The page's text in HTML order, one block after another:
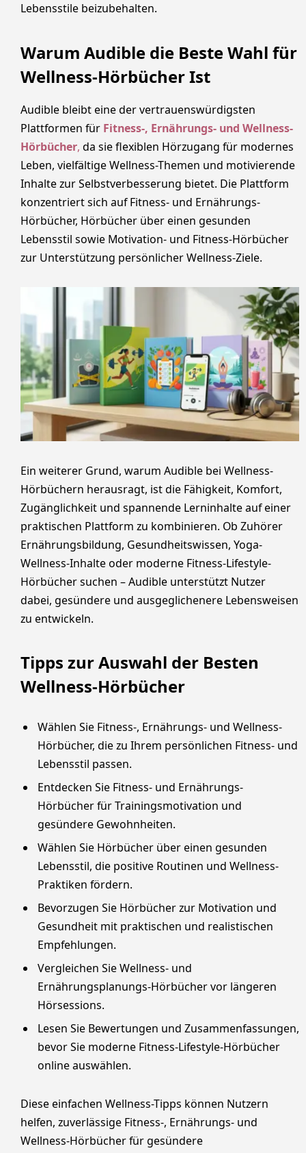
Lebensstile beizubehalten.
Warum Audible die Beste Wahl für
Wellness-Hörbücher Ist
Audible bleibt eine der vertrauenswürdigsten
Plattformen für Fitness-, Ernährungs- und Wellness-
Hörbücher, da sie flexiblen Hörzugang für modernes
Leben, vielfältige Wellness-Themen und motivierende
Inhalte zur Selbstverbesserung bietet. Die Plattform
konzentriert sich auf Fitness- und Ernährungs-
Hörbücher, Hörbücher über einen gesunden
Lebensstil sowie Motivation- und Fitness-Hörbücher
zur Unterstützung persönlicher Wellness-Ziele.
Ein weiterer Grund, warum Audible bei Wellness-
Hörbüchern herausragt, ist die Fähigkeit, Komfort,
Zugänglichkeit und spannende Lerninhalte auf einer
praktischen Plattform zu kombinieren. Ob Zuhörer
Ernährungsbildung, Gesundheitswissen, Yoga-
Wellness-Inhalte oder moderne Fitness-Lifestyle-
Hörbücher suchen – Audible unterstützt Nutzer
dabei, gesündere und ausgeglichenere Lebensweisen
zu entwickeln.
Tipps zur Auswahl der Besten
Wellness-Hörbücher
Wählen Sie Fitness-, Ernährungs- und Wellness-
Hörbücher, die zu Ihrem persönlichen Fitness- und
Lebensstil passen.
Entdecken Sie Fitness- und Ernährungs-
Hörbücher für Trainingsmotivation und
gesündere Gewohnheiten.
Wählen Sie Hörbücher über einen gesunden
Lebensstil, die positive Routinen und Wellness-
Praktiken fördern.
Bevorzugen Sie Hörbücher zur Motivation und
Gesundheit mit praktischen und realistischen
Empfehlungen.
Vergleichen Sie Wellness- und
Ernährungsplanungs-Hörbücher vor längeren
Hörsessions.
Lesen Sie Bewertungen und Zusammenfassungen,
bevor Sie moderne Fitness-Lifestyle-Hörbücher
online auswählen.
Diese einfachen Wellness-Tipps können Nutzern
helfen, zuverlässige Fitness-, Ernährungs- und
Wellness-Hörbücher für gesündere